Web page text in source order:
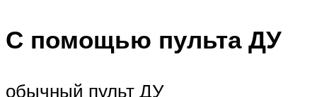
С помощью пульта ДУ
обычный пульт ДУ